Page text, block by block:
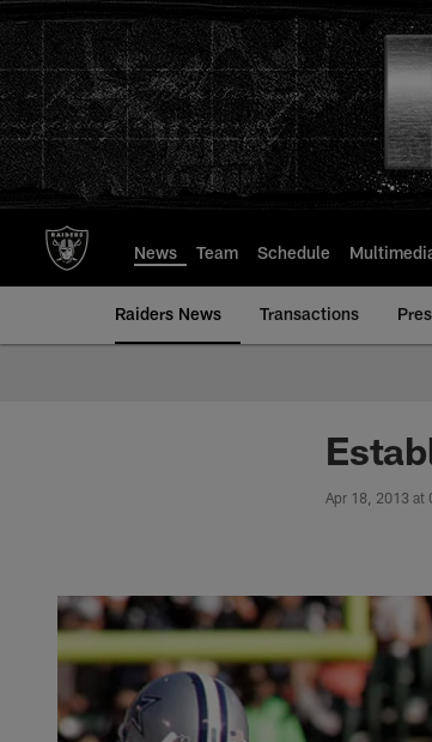
to
main
content
News Team Schedule
Raiders News Transactions
Apr 18, 2013 at